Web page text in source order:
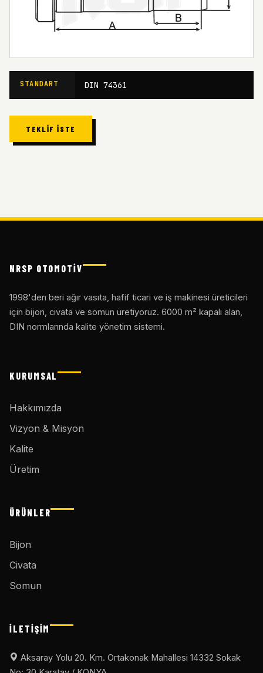
STANDART DIN 74361
TEKLIF İSTE
NRSP OTOMOTİV
1998'den beri ağır vasıta, hafif ticari ve iş makinesi üreticileri
için bijon, civata ve somun üretiyoruz. 6000 m² kapalı alan,
DIN normlarında kalite yönetim sistemi.
KURUMSAL
Hakkımızda
Vizyon & Misyon
Kalite
Üretim
ÜRÜNLER
Bijon
Civata
Somun
İLETIŞIM
Aksaray Yolu 20. Km. Ortakonak Mahallesi 14332 Sokak